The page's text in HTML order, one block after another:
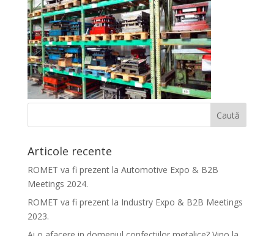
Articole recente
ROMET va fi prezent la Automotive Expo & B2B
Meetings 2024.
ROMET va fi prezent la Industry Expo & B2B Meetings
2023.